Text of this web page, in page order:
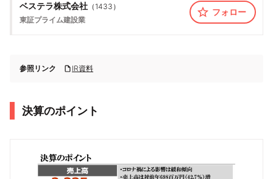
ベステラ株式会社 （ 1433 ）
東証プライム建設業
フォロー
参照リンク IR資料
決算のポイント